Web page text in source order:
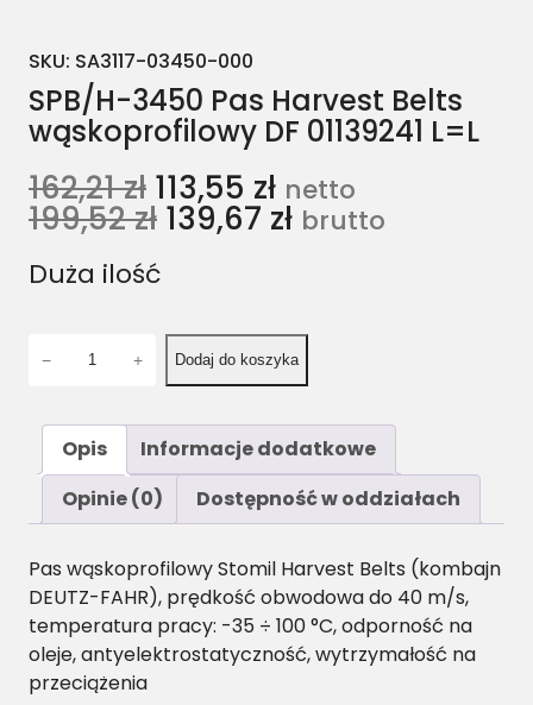
SKU: SA3117-03450-000
SPB/H-3450 Pas Harvest Belts
wąskoprofilowy DF 01139241 L=L
162,21zł 113,55 zł netto
199,52zł 139,67 zł brutto
Duża ilość
P
/
H
-
3
4
− + Dodaj do koszyka
Opis
Informacje dodatkowe
Opinie (0)
Dostępność w oddziałach
Pas wąskoprofilowy Stomil Harvest Belts (kombajn
DEUTZ-FAHR), prędkość obwodowa do 40 m/s,
temperatura pracy: -35 ÷ 100 °C, odporność na
oleje, antyelektrostatyczność, wytrzymałość na
przeciążenia